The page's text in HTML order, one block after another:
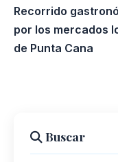
Recorrido
por los mercados
de Punta Cana
Buscar